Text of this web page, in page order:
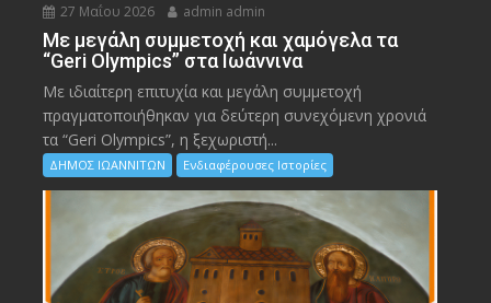
27 Μαΐου 2026 admin admin
Με μεγάλη συμμετοχή και χαμόγελα τα
“Geri Olympics” στα Ιωάννινα
Με ιδιαίτερη επιτυχία και μεγάλη συμμετοχή
πραγματοποιήθηκαν για δεύτερη συνεχόμενη χρονιά
τα “Geri Olympics”, η ξεχωριστή...
ΔΗΜΟΣ ΙΩΑΝΝΙΤΩΝ Ενδιαφέρουσες Ιστορίες